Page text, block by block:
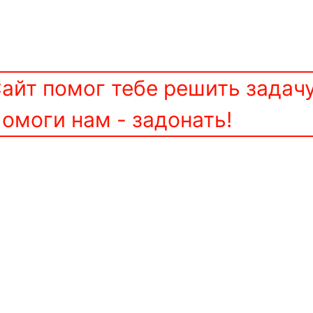
помог тебе решить
нам - задонать!